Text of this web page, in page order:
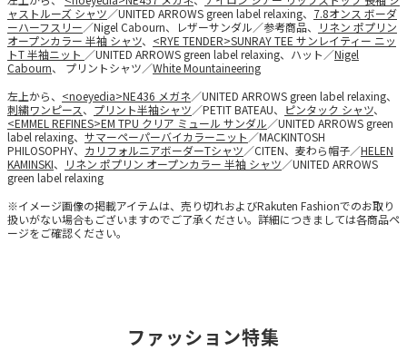
ャストルーズ シャツ／UNITED ARROWS green label relaxing、 7.8オンス ボーダ
ーハーフスリー／Nigel Cabourn、レザーサンダル／参考商品、
リネン ポプリン
オープンカラー 半袖 シャツ、 <RYE TENDER>SUNRAY TEE サンレイティー ニッ
トT 半袖ニット ／UNITED ARROWS green label relaxing、ハット／Nigel
Cabourn、 プリントシャツ／White Mountaineering
左上から、 <noeyedia>NE436 メガネ／UNITED ARROWS green label relaxing、
刺繍ワンピース、 プリント半袖シャツ／PETIT BATEAU、 ピンタック シャツ、
<EMMEL REFINES>EM TPU クリア ミュール サンダル／UNITED ARROWS green
label relaxing、 サマーペーパーバイカラーニット ／MACKINTOSH
PHILOSOPHY、 カリフォルニアボーダーTシャツ／CITEN、麦わら帽子／HELEN
KAMINSKI、 リネン ポプリン オープンカラー 半袖 シャツ／UNITED ARROWS
green label relaxing
※イメージ画像の掲載アイテムは、売り切れおよびRakuten Fashionでのお取り
扱いがない場合もございますのでご了承ください。詳細につきましては各商品ペ
ージをご確認ください。
ファッション特集